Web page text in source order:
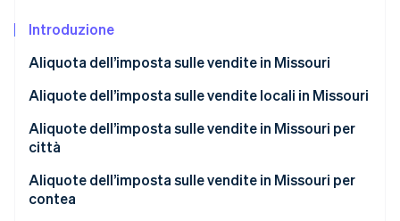
Stripe Sessions 2026
Scopri come Stripe sta costruendo l'infrastruttura
Guarda ora
Introduzione
Aliquota dell’imposta sulle vendite in Missouri
Aliquote dell’imposta sulle vendite locali in Missouri
Aliquota media dell’imposta sulle vendite in
Missouri nel 2026
Aliquote dell’imposta sulle vendite in Missouri per
città
Aliquote dell’imposta sulle vendite in Missouri per
contea